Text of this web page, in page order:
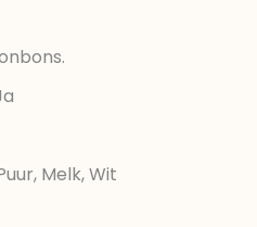
Melk, Wit